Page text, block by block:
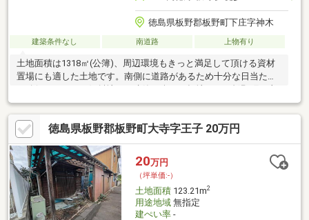
徳島県板野郡板野町下庄字神木
建築条件なし 南道路 上物有り
土地面積は1318㎡(公簿)、周辺環境もきっと満足して頂ける資材
置場にも適した土地です。南側に道路があるため十分な日当たり
地の購入をご検討されているなら、ニーズも高いこちらの売地は
いかがでしょうか。分筆でのご購入も可能ですのでご相談くださ
い。 現況:倉庫、看板等あり◎板野南小学校まで徒歩12
分/900m、板野中学校まで徒歩30分/2400ｍ
徳島県板野郡板野町大寺字王子 20万円
20万円
（坪単価:-）
土地面積123.21m2
用途地域無指定
建ぺい率-